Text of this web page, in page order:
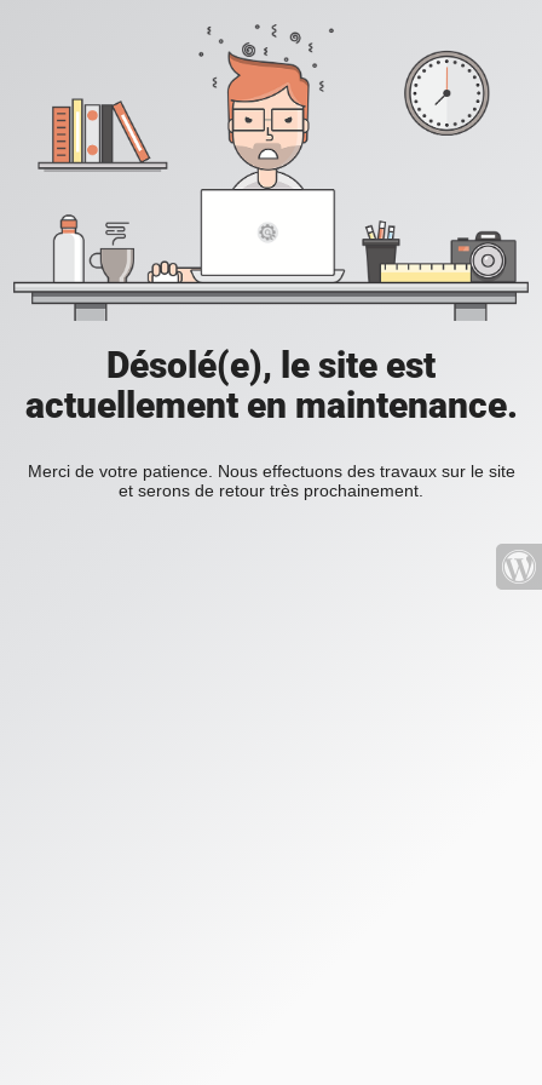
Désolé(e), le site est
actuellement en maintenance.
Merci de votre patience. Nous effectuons des travaux sur le site
et serons de retour très prochainement.